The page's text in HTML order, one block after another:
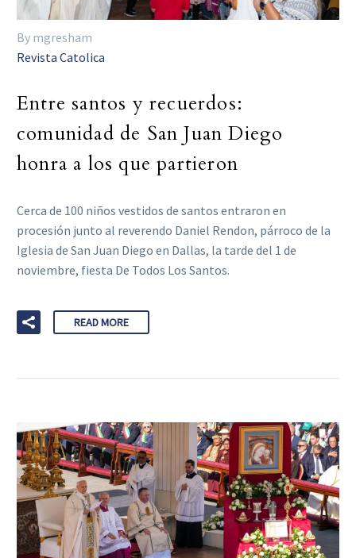
By mgresham
Revista Catolica
Entre santos y recuerdos:
comunidad de San Juan Diego
honra a los que partieron
Cerca de 100 niños vestidos de santos entraron en
procesión junto al reverendo Daniel Rendon, párroco de la
Iglesia de San Juan Diego en Dallas, la tarde del 1 de
noviembre, fiesta De Todos Los Santos.
READ MORE